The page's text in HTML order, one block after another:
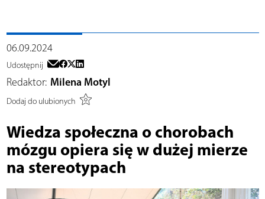
06.09.2024
Udostępnij
Redaktor: Milena Motyl
Dodaj do ulubionych
Wiedza społeczna o chorobach
mózgu opiera się w dużej mierze
na stereotypach